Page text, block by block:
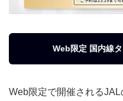
8月20日（火）〜9
Web限定 国内線タ
Web限定で開催されるJAL